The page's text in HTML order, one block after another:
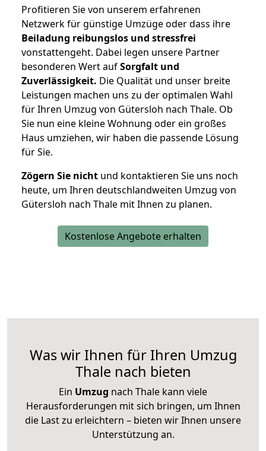
Profitieren Sie von unserem erfahrenen
Netzwerk für günstige Umzüge oder dass ihre
Beiladung reibungslos und stressfrei
vonstattengeht. Dabei legen unsere Partner
besonderen Wert aufSorgfalt und
Zuverlässigkeit. Die Qualität und unser breite
Leistungen machen uns zu der optimalen Wahl
für Ihren Umzug von Gütersloh nach Thale. Ob
Sie nun eine kleine Wohnung oder ein großes
Haus umziehen, wir haben die passende Lösung
für Sie.
Zögern Sie nicht und kontaktieren Sie uns noch
heute, um Ihren deutschlandweiten Umzug von
Gütersloh nach Thale mit Ihnen zu planen.
Kostenlose Angebote erhalten
Was wir Ihnen für Ihren Umzug
Thale nach bieten
Ein Umzug nach Thale kann viele
Herausforderungen mit sich bringen, um Ihnen
die Last zu erleichtern – bieten wir Ihnen unsere
Unterstützung an.